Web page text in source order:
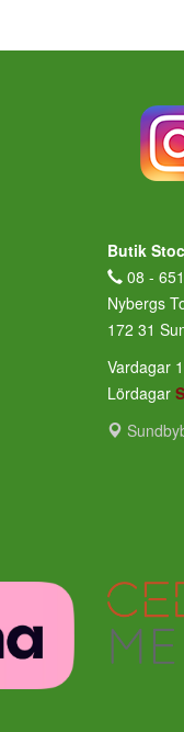
Butik
08 -
Nybergs
172 31
Vardagar
Lördagar